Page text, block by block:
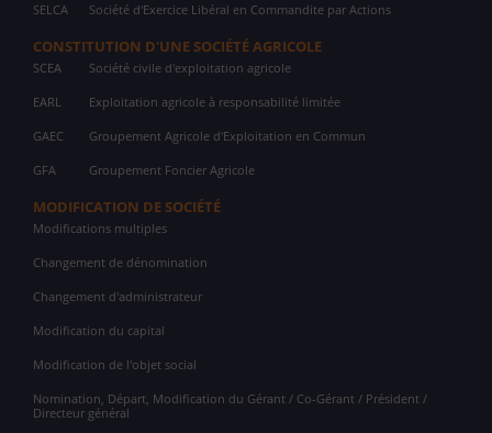
SELCA Société d'Exercice Libéral en Commandite par Actions
CONSTITUTION D'UNE SOCIÉTÉ AGRICOLE
SCEA Société civile d'exploitation agricole
EARL Exploitation agricole à responsabilité limitée
GAEC Groupement Agricole d'Exploitation en Commun
GFA Groupement Foncier Agricole
MODIFICATION DE SOCIÉTÉ
Modifications multiples
Changement de dénomination
Changement d'administrateur
Modification du capital
Modification de l'objet social
Nomination, Départ, Modification du Gérant / Co-Gérant / Président /
Directeur général